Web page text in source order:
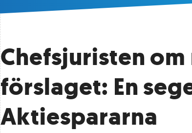
Chefsjuristen om
förslaget: En
Aktiespararna